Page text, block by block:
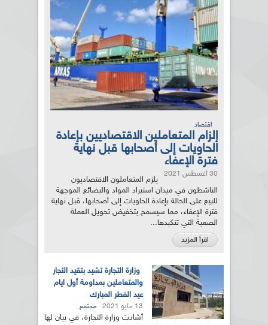
اقتصاد
إلزام المتعاملين الاقتصاديين بإعادة
الحاويات إلى أصحابها قبل نهاية
فترة الإعفاء
30 أغسطس 2021
يلزم المتعاملون الاقتصاديون
الناشطون في ميدان استيراد المواد والبضائع الموجهة
للبيع على الحالة بإعادة الحاويات إلى أصحابها، قبل نهاية
فترة الإعفاء، مما سيسمح بتخفيض تحويل العملة
الصعبة التي تتكبدها...
اقرأ المزيد
وزارة التجارة تشيد بتقيد التجار
والمتعاملين بمداومة أول ايام
عيد الفطر المبارك
13 مايو 2021 مجتمع
أشادت وزارة التجارة، في بيان لها